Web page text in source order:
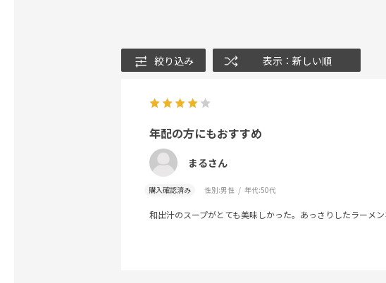
絞り込み 表示：新しい順
年配の方にもおすすめ
まるさん
購入確認済み 性別:男性 年代:50代
和出汁のスープがとても美味しかった。あっさりしたラーメ